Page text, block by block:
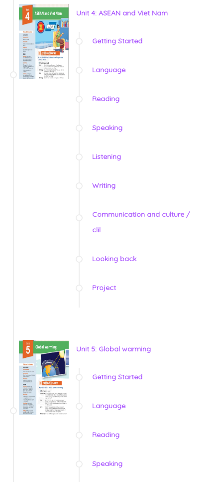
Unit 4: ASEAN and Viet Nam
Getting Started
Language
Reading
Speaking
Listening
Writing
Communication and culture /
clil
Looking back
Project
Unit 5: Global warming
Getting Started
Language
Reading
Speaking